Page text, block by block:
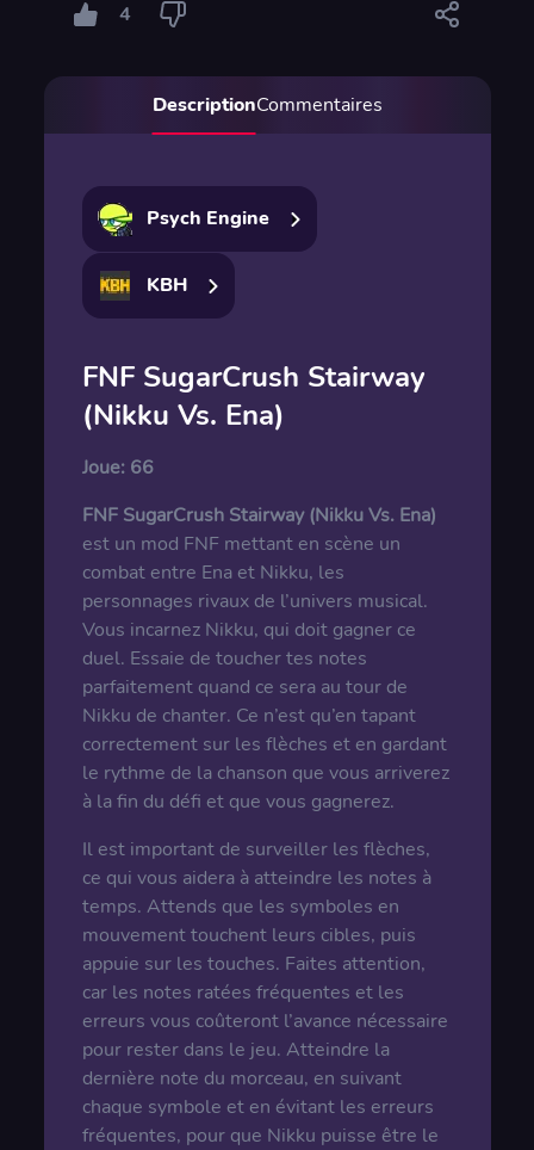
4
DescriptionCommentaires
Psych Engine
KBH
FNF SugarCrush Stairway
(Nikku Vs. Ena)
Joue: 66
FNF SugarCrush Stairway (Nikku Vs. Ena)
est un mod FNF mettant en scène un
combat entre Ena et Nikku, les
personnages rivaux de l’univers musical.
Vous incarnez Nikku, qui doit gagner ce
duel. Essaie de toucher tes notes
parfaitement quand ce sera au tour de
Nikku de chanter. Ce n’est qu’en tapant
correctement sur les flèches et en gardant
le rythme de la chanson que vous arriverez
à la fin du défi et que vous gagnerez.
Il est important de surveiller les flèches,
ce qui vous aidera à atteindre les notes à
temps. Attends que les symboles en
mouvement touchent leurs cibles, puis
appuie sur les touches. Faites attention,
car les notes ratées fréquentes et les
erreurs vous coûteront l’avance nécessaire
pour rester dans le jeu. Atteindre la
dernière note du morceau, en suivant
chaque symbole et en évitant les erreurs
fréquentes, pour que Nikku puisse être le